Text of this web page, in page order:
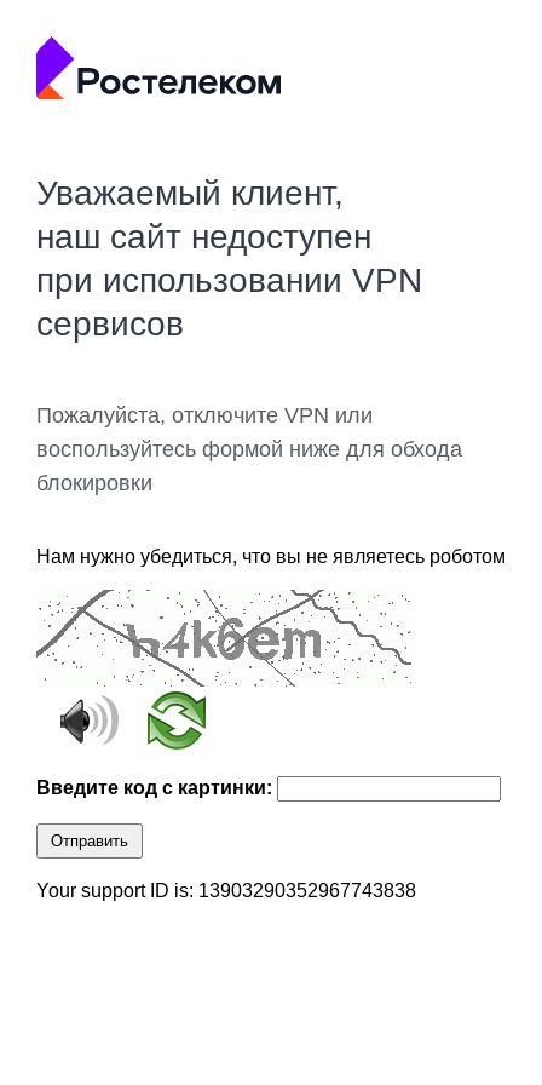
Уважаемый клиент,
наш сайт недоступен
при использовании VPN
сервисов
Пожалуйста, отключите VPN или
воспользуйтесь формой ниже для обхода
блокировки
Нам нужно убедиться, что вы не являетесь роботом
Введите код с картинки:
Отправить
Your support ID is: 13903290352967743838